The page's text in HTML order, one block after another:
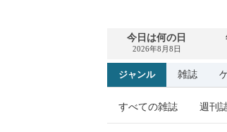
今日は何の日
2026年8月8日
ジャンル 雑誌
すべての雑誌 週刊